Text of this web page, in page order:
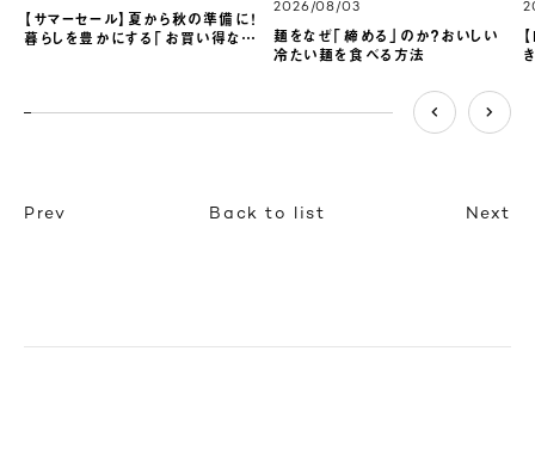
【サマーセール】夏から秋の準備に！
暮らしを豊かにする「お買い得な名
2026/08/03
麺をなぜ「締める」のか？おいしい
冷たい麺を食べる方法
Prev Back to list Next